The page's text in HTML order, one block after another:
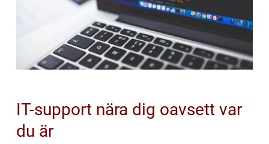
IT-support nära dig oavsett var
du är